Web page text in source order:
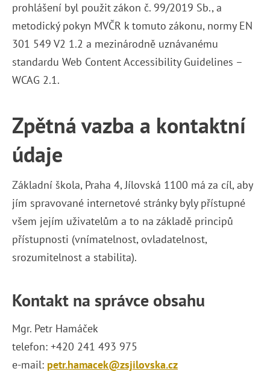
prohlášení byl použit zákon č. 99/2019 Sb., a
metodický pokyn MVČR k tomuto zákonu, normy EN
301 549 V2 1.2 a mezinárodně uznávanému
standardu Web Content Accessibility Guidelines –
WCAG 2.1.
Zpětná vazba a kontaktní
údaje
Základní škola, Praha 4, Jílovská 1100 má za cíl, aby
jím spravované internetové stránky byly přístupné
všem jejím uživatelům a to na základě principů
přístupnosti (vnímatelnost, ovladatelnost,
srozumitelnost a stabilita).
Kontakt na správce obsahu
Mgr. Petr Hamáček
telefon: +420 241 493 975
e-mail: petr.hamacek@zsjilovska.cz